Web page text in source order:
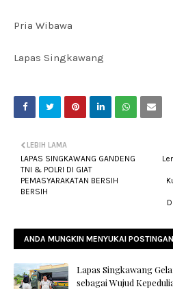
Pria Wibawa
Lapas Singkawang
LEBIH LAMA
LAPAS SINGKAWANG GANDENG
TNI & POLRI DI GIAT
PEMASYARAKATAN BERSIH
BERSIH
ANDA MUNGKIN MENYUKAI
Lapas Singkawang
sebagai Wujud